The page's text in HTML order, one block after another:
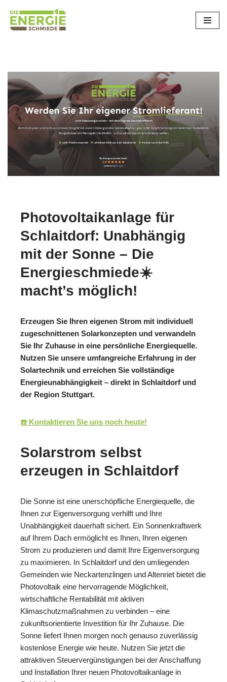
Zum
Photovoltaikanlage für
Schlaitdorf: Unabhängig
mit der Sonne – Die
Energieschmiede☀️
macht’s möglich!
Erzeugen Sie Ihren eigenen Strom mit individuell
zugeschnittenen Solarkonzepten und verwandeln
Sie Ihr Zuhause in eine persönliche Energiequelle.
Nutzen Sie unsere umfangreiche Erfahrung in der
Solartechnik und erreichen Sie vollständige
Energieunabhängigkeit – direkt in Schlaitdorf und
der Region Stuttgart.
☎️ Kontaktieren Sie uns noch heute!
Solarstrom selbst
erzeugen in Schlaitdorf
Die Sonne ist eine unerschöpfliche Energiequelle, die
Ihnen zur Eigenversorgung verhilft und Ihre
Unabhängigkeit dauerhaft sichert. Ein Sonnenkraftwerk
auf Ihrem Dach ermöglicht es Ihnen, Ihren eigenen
Strom zu produzieren und damit Ihre Eigenversorgung
zu maximieren. In Schlaitdorf und den umliegenden
Gemeinden wie Neckartenzlingen und Altenriet bietet die
Photovoltaik eine hervorragende Möglichkeit,
wirtschaftliche Rentabilität mit aktiven
Klimaschutzmaßnahmen zu verbinden – eine
zukunftsorientierte Investition für Ihr Zuhause. Die
Sonne liefert Ihnen morgen noch genauso zuverlässig
kostenlose Energie wie heute. Nutzen Sie jetzt die
attraktiven Steuervergünstigungen bei der Anschaffung
und Installation Ihrer neuen Photovoltaikanlage in